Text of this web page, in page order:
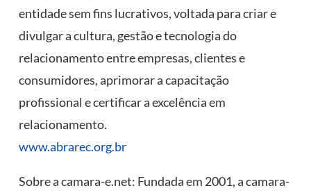
entidade sem fins lucrativos, voltada para criar e
divulgar a cultura, gestão e tecnologia do
relacionamento entre empresas, clientes e
consumidores, aprimorar a capacitação
profissional e certificar a excelência em
relacionamento.
www.abrarec.org.br
Sobre a camara-e.net: Fundada em 2001, a camara-